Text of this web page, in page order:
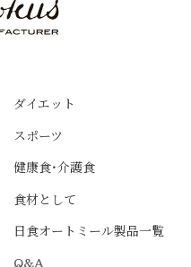
ダイエット
スポーツ
健康食・介護食
食材として
日食オートミール製品一覧
Q&A